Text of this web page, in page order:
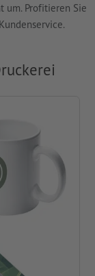
um. Profitieren Sie